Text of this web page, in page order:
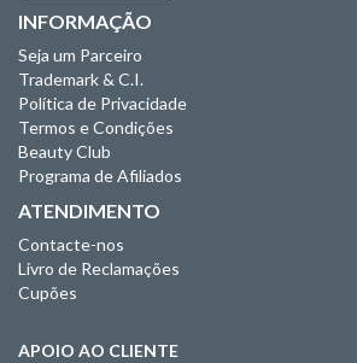
INFORMAÇÃO
Seja um Parceiro
Trademark & C.I.
Política de Privacidade
Termos e Condições
Beauty Club
Programa de Afiliados
ATENDIMENTO
Contacte-nos
Livro de Reclamações
Cupões
APOIO AO CLIENTE